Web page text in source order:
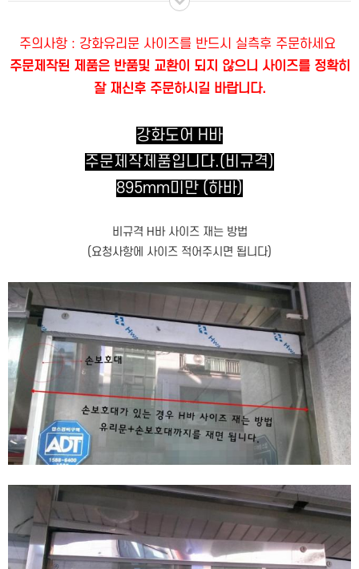
주의사항 : 강화유리문 사이즈를 반드시 실측후 주문하세요
주문제작된 제품은 반품및 교환이 되지 않으니 사이즈를 정확히
잘 재신후 주문하시길 바랍니다.
강화도어 H바
주문제작제품입니다.(비규격)
895mm미만 (하바)
비규격 H바 사이즈 재는 방법
(요청사항에 사이즈 적어주시면 됩니다)